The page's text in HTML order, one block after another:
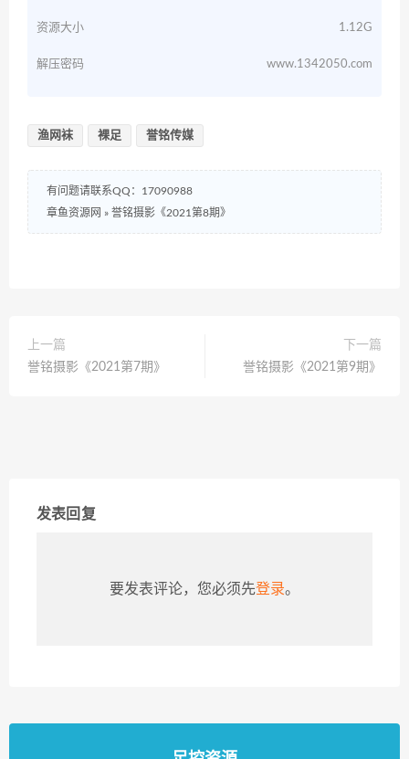
资源大小 1.12G
解压密码 www.1342050.com
渔网袜 裸足 誉铭传媒
有问题请联系QQ：17090988
章鱼资源网 » 誉铭摄影《2021第8期》
上一篇
誉铭摄影《2021第7期》
下一篇
誉铭摄影《2021第9期》
发表回复
要发表评论，您必须先登录。